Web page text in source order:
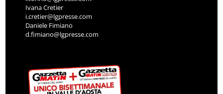
Ivana Cretier
i.cretier@lgpresse.com
Daniele Fimiano
d.fimiano@lgpresse.com